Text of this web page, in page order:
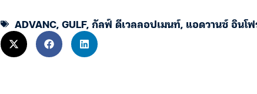
ADVANC,GULF,กัลฟ์ ดีเวลลอปเมนท์, แอดวานซ์ อินโ